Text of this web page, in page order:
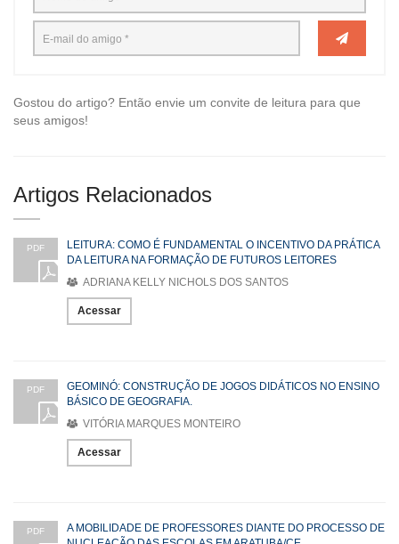
Gostou do artigo? Então envie um convite de leitura para que
seus amigos!
Artigos Relacionados
PDF
LEITURA: COMO É FUNDAMENTAL O INCENTIVO DA PRÁTICA
DA LEITURA NA FORMAÇÃO DE FUTUROS LEITORES
ADRIANA KELLY NICHOLS DOS SANTOS
Acessar
PDF
GEOMINÓ: CONSTRUÇÃO DE JOGOS DIDÁTICOS NO ENSINO
BÁSICO DE GEOGRAFIA.
VITÓRIA MARQUES MONTEIRO
Acessar
PDF
A MOBILIDADE DE PROFESSORES DIANTE DO PROCESSO DE